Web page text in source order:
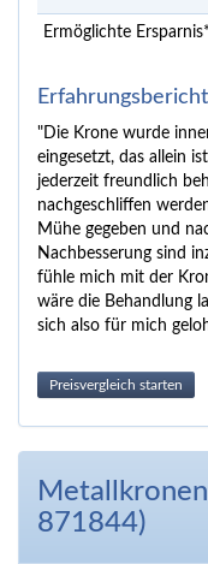
Ermöglichte Ersparnis*
"Die Krone wurde
eingesetzt, das allein
jederzeit freundlich
nachgeschliffen
Mühe gegeben und
Nachbesserung sind
fühle mich mit der
wäre die Behandlung
sich also für mich
Preisvergleich starten
871844)